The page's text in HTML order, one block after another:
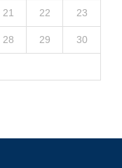
21 22 23
28 29 30